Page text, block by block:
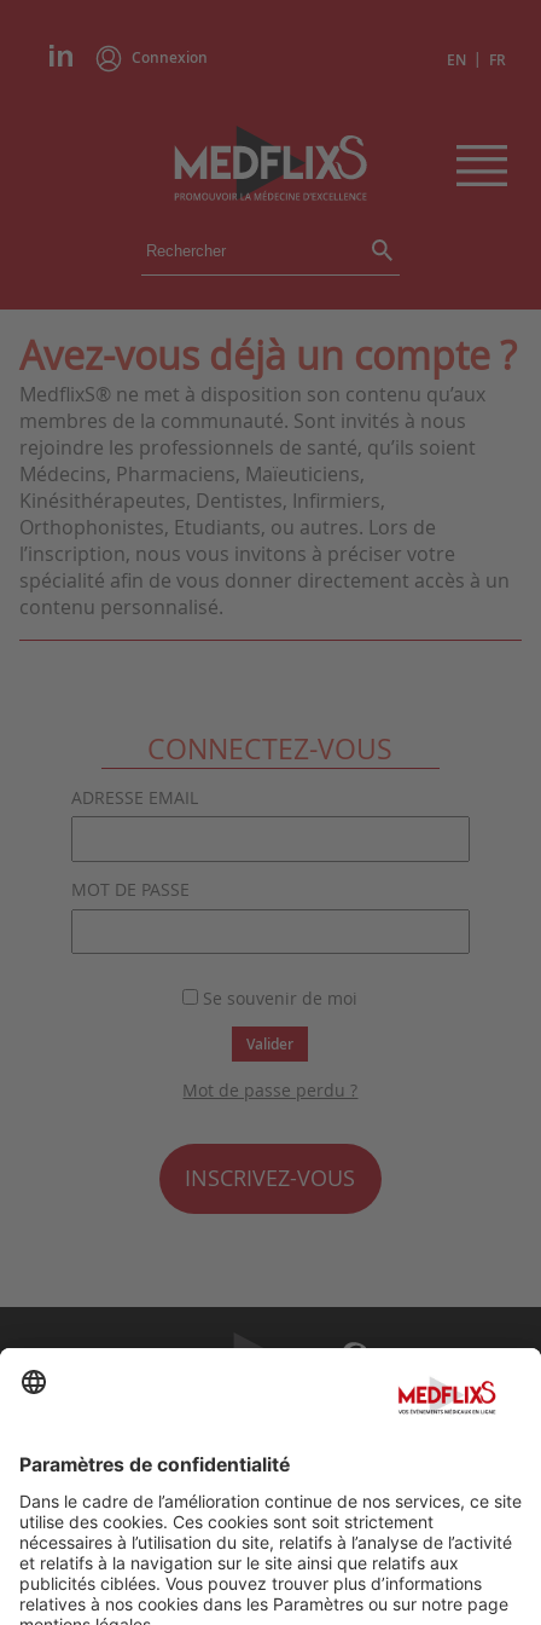
Connexion EN | FR
ÉVÉNEMENTS
INSTITUTIONS
ACADÉMIES
EXPERTS
REVUES DE PRESSE
CONGRÈS EN RÉSUMÉ
Avez-vous déjà un compte ?
MedflixS® ne met à disposition son contenu qu’aux
membres de la communauté. Sont invités à nous
rejoindre les professionnels de santé, qu’ils soient
Médecins, Pharmaciens, Maïeuticiens,
Kinésithérapeutes, Dentistes, Infirmiers,
Orthophonistes, Etudiants, ou autres. Lors de
l’inscription, nous vous invitons à préciser votre
spécialité afin de vous donner directement accès à un
contenu personnalisé.
CONNECTEZ-VOUS
ADRESSE EMAIL
MOT DE PASSE
Se souvenir de moi
Valider
Mot de passe perdu ?
INSCRIVEZ-VOUS
À propos de MedflixS®
Aide
Contact
Mentions légales